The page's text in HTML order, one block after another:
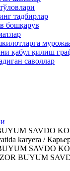
тадбирлар
бошқарув
қабул қилиш
саволлар
SAVDO
karyera /
SAVDO
BUYUM